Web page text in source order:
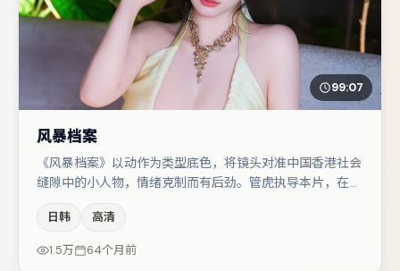
99:07
风暴档案
《风暴档案》以动作为类型底色，将镜头对准中国香港社会
缝隙中的小人物，情绪克制而有后劲。管虎执导本片，在场
文淇在片中承担叙事驱动，弗洛伦丝·皮尤、菅田将晖分别
提供反差与喜剧/悬疑调剂（视场次而定）。若你偏爱强类
型与清晰主线，这部作品值得关注。
日韩 高清
1.5万 64个月前